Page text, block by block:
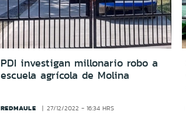
PDI investigan millonario robo a
escuela agrícola de Molina
REDMAULE 27/12/2022 - 16:34 HRS